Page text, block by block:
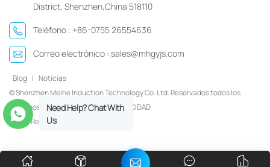
District, Shenzhen,China 518110
Teléfono : +86-0755 26554636
Correo electrónico : sales@mhgyjs.com
Blog | Noticias
© Shenzhen Meihe Induction Technology Co. Ltd. Reservados todos los
derechos.
Xml | POLÍTICA DE PRIVACIDAD
Red IPv6 compatible
Need Help? Chat With
Us